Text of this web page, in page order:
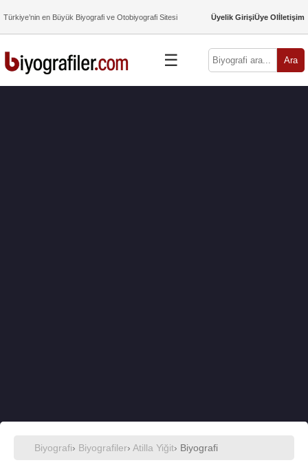
Türkiye’nin en Büyük Biyografi ve Otobiyografi Sitesi Üyelik GirişiÜye Olİletişim
☰ Ara
Biyografi› Biyografiler› Atilla Yiğit› Biyografi